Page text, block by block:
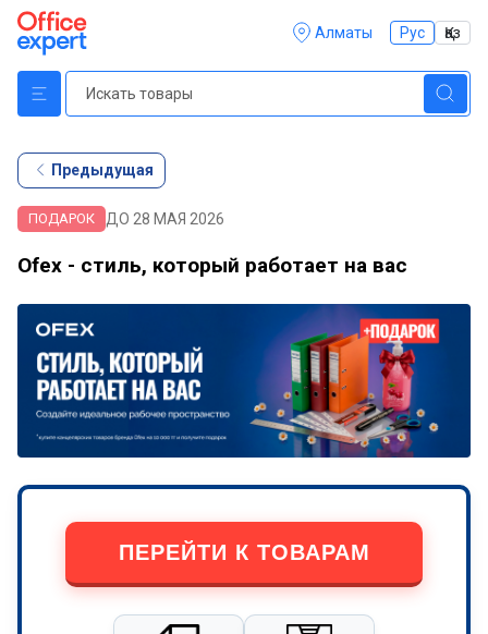
Алматы Рус Қаз
Предыдущая
ПОДАРОК ДО 28 МАЯ 2026
Ofex - стиль, который работает на вас
ПЕРЕЙТИ К ТОВАРАМ